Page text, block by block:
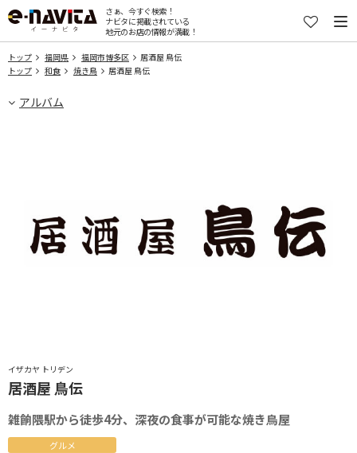
さぁ、今すぐ検索！
ナビタに掲載されている
地元のお店の情報が満載！
トップ 福岡県 福岡市博多区
居酒屋 鳥伝
トップ
和食 焼き鳥 居酒屋 鳥伝
アルバム
イザカヤ トリデン
居酒屋 鳥伝
雑餉隈駅から徒歩4分、深夜の食事が可能な焼き鳥屋
グルメ